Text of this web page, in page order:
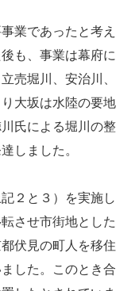
業であったと考え
も、事業は幕府に
売堀川、安治川、
大坂は水陸の要地
氏による堀川の整
しました。
２と３）を実施し
させ市街地とした
伏見の町人を移住
した。このとき合